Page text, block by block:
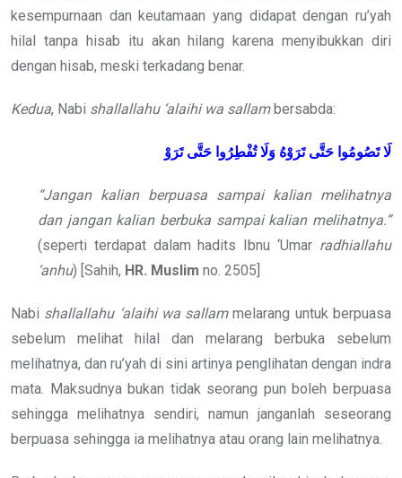
kesempurnaan dan keutamaan yang didapat dengan ru’yah
hilal tanpa hisab itu akan hilang karena menyibukkan diri
dengan hisab, meski terkadang benar.
Kedua, Nabi shallallahu ‘alaihi wa sallambersabda:
لَا تَصُومُوا حَتَّى تَرَوْهُ وَلَا تُفْطِرُوا حَتَّى تَرَوْ
“Jangan kalian berpuasa sampai kalian melihatnya
dan jangan kalian berbuka sampai kalian melihatnya.”
(seperti terdapat dalam hadits Ibnu ‘Umar radhiallahu
‘anhu) [Sahih, HR. Muslim no. 2505]
Nabi shallallahu ‘alaihi wa sallammelarang untuk berpuasa
sebelum melihat hilal dan melarang berbuka sebelum
melihatnya, dan ru’yah di sini artinya penglihatan dengan indra
mata. Maksudnya bukan tidak seorang pun boleh berpuasa
sehingga melihatnya sendiri, namun janganlah seseorang
berpuasa sehingga ia melihatnya atau orang lain melihatnya.